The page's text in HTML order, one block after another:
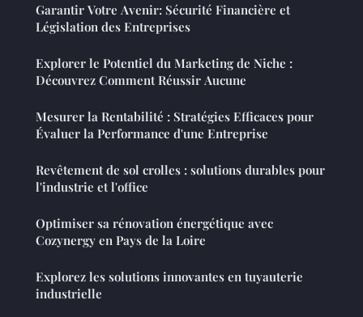
Garantir Votre Avenir: Sécurité Financière et
Législation des Entreprises
Explorer le Potentiel du Marketing de Niche :
Découvrez Comment Réussir Aucune
Mesurer la Rentabilité : Stratégies Efficaces pour
Évaluer la Performance d'une Entreprise
Revêtement de sol crolles : solutions durables pour
l'industrie et l'office
Optimiser sa rénovation énergétique avec
Cozynergy en Pays de la Loire
Explorez les solutions innovantes en tuyauterie
industrielle